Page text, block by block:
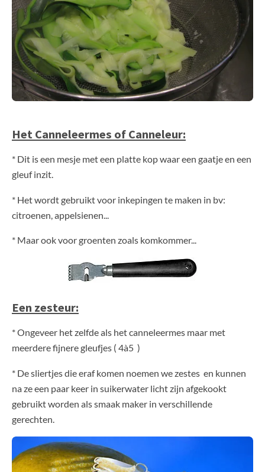
Het Canneleermes of Canneleur:
* Dit is een mesje met een platte kop waar een gaatje en een
gleuf inzit.
* Het wordt gebruikt voor inkepingen te maken in bv:
citroenen, appelsienen...
* Maar ook voor groenten zoals komkommer...
Een zesteur:
* Ongeveer het zelfde als het canneleermes maar met
meerdere fijnere gleufjes ( 4à5 )
* De sliertjes die eraf komen noemen we zestes en kunnen
na ze een paar keer in suikerwater licht zijn afgekookt
gebruikt worden als smaak maker in verschillende
gerechten.